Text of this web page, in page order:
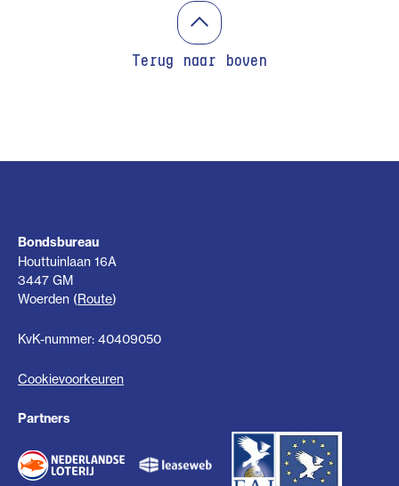
Terug naar boven
Bondsbureau
Houttuinlaan 16A
3447 GM
Woerden (Route)
KvK-nummer: 40409050
Cookievoorkeuren
Partners